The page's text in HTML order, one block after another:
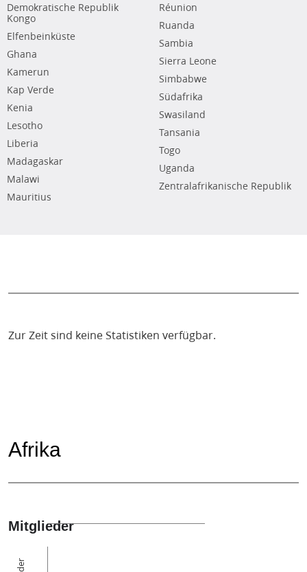
Demokratische Republik
Kongo
Elfenbeinküste
Ghana
Kamerun
Kap Verde
Kenia
Lesotho
Liberia
Madagaskar
Malawi
Mauritius
Réunion
Ruanda
Sambia
Sierra Leone
Simbabwe
Südafrika
Swasiland
Tansania
Togo
Uganda
Zentralafrikanische Republik
Zur Zeit sind keine Statistiken verfügbar.
Afrika
Mitglieder